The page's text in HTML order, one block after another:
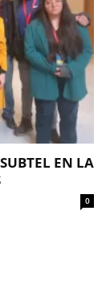
EN LA
0